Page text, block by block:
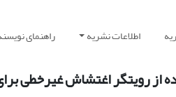
اطلاعات نشریه راهنمای
از رویتگر اغتشاش غیرخطی